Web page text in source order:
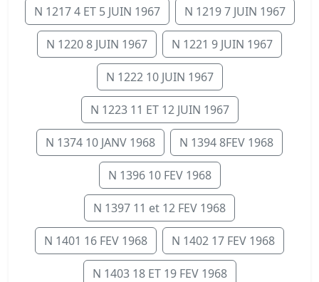
N 1217 4 ET 5 JUIN 1967 N 1219 7 JUIN 1967
N 1220 8 JUIN 1967 N 1221 9 JUIN 1967
N 1222 10 JUIN 1967
N 1223 11 ET 12 JUIN 1967
N 1374 10 JANV 1968 N 1394 8FEV 1968
N 1396 10 FEV 1968
N 1397 11 et 12 FEV 1968
N 1401 16 FEV 1968 N 1402 17 FEV 1968
N 1403 18 ET 19 FEV 1968